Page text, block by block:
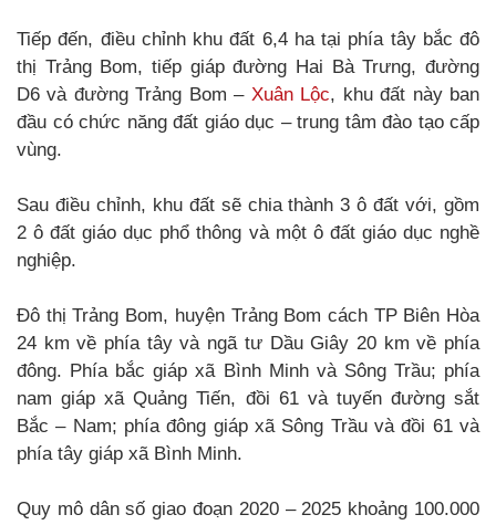
Tiếp đến, điều chỉnh khu đất 6,4 ha tại phía tây bắc đô
thị Trảng Bom, tiếp giáp đường Hai Bà Trưng, đường
D6 và đường Trảng Bom – Xuân Lộc, khu đất này ban
đầu có chức năng đất giáo dục – trung tâm đào tạo cấp
vùng.
Sau điều chỉnh, khu đất sẽ chia thành 3 ô đất với, gồm
2 ô đất giáo dục phổ thông và một ô đất giáo dục nghề
nghiệp.
Đô thị Trảng Bom, huyện Trảng Bom cách TP Biên Hòa
24 km về phía tây và ngã tư Dầu Giây 20 km về phía
đông. Phía bắc giáp xã Bình Minh và Sông Trầu; phía
nam giáp xã Quảng Tiến, đồi 61 và tuyến đường sắt
Bắc – Nam; phía đông giáp xã Sông Trầu và đồi 61 và
phía tây giáp xã Bình Minh.
Quy mô dân số giao đoạn 2020 – 2025 khoảng 100.000